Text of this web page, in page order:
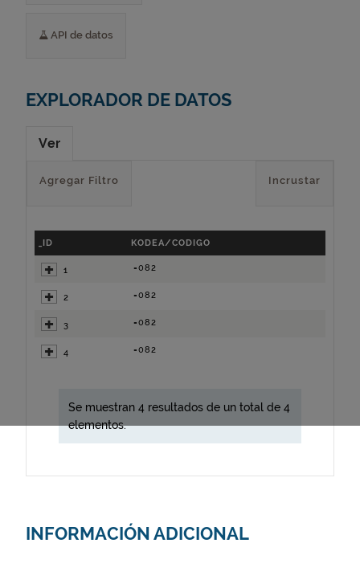
API de datos
EXPLORADOR DE DATOS
Ver
Incrustar
Agregar Filtro
_ID KODEA/CODIGO
1 =082
2 =082
3 =082
4 =082
Se muestran 4 resultados de un total de 4
elementos.
INFORMACIÓN ADICIONAL